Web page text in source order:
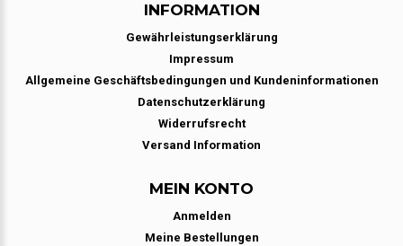
INFORMATION
Gewährleistungserklärung
Impressum
Allgemeine Geschäftsbedingungen und Kundeninformationen
Datenschutzerklärung
Widerrufsrecht
Versand Information
MEIN KONTO
Anmelden
Meine Bestellungen